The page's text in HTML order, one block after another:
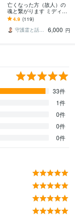
亡くなった方（故人）の
魂と繋がります ミディア
ムを通して大切なあの人
（故人）と繋がってみま
せんか？
4.9 (119)
守護霊と話す人｜まこと
6,000 円
33件
1件
0件
0件
0件